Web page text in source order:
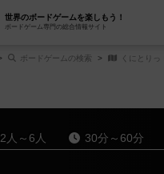
世界のボードゲームを楽しもう！
ボードゲーム専門の総合情報サイト
ボードゲームの検索 くにとりっ
2人～6人 30分～60分